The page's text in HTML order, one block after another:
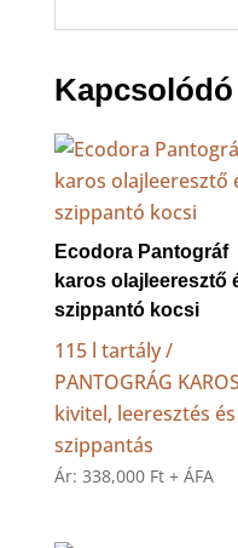
Ecodora Pantográf
karos olajleeresztő
szippantó kocsi
115 l tartály /
PANTOGRÁG KAROS
kivitel, leeresztés és
szippantás
Ár: 338,000 Ft + ÁFA